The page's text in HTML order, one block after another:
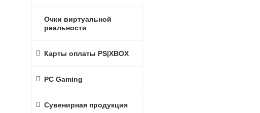
Очки виртуальной
реальности
Карты оплаты PS|XBOX
PC Gaming
Сувенирная продукция